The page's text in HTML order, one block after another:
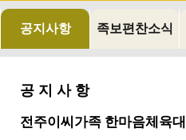
공지사항 족보편찬소식
공 지 사 항
전주이씨가족 한마음체육대